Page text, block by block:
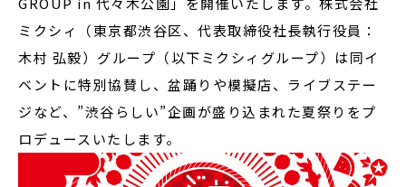
ミクシィ（東京都渋谷区、代表取締役社長執行役員：
木村 弘毅）グループ（以下ミクシィグループ）は同イ
ベントに特別協賛し、盆踊りや模擬店、ライブステー
ジなど、”渋谷らしい”企画が盛り込まれた夏祭りをプ
ロデュースいたします。